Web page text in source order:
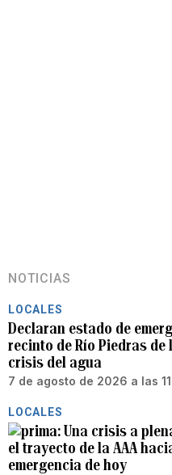
NOTICIAS
LOCALES
Declaran estado de
recinto de Río Piedras de
crisis del agua
7 de agosto de 2026 a las
LOCALES
Una crisis a
el trayecto de la AAA
emergencia de hoy